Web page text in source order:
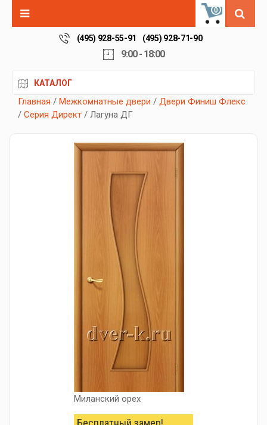
0
(495) 928-55-91 (495) 928-71-90
9:00 - 18:00
КАТАЛОГ
Главная / Межкомнатные двери / Двери Финиш Флекс
/ Серия Директ / Лагуна ДГ
Миланский орех